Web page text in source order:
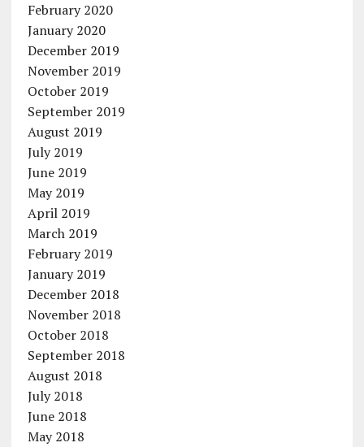
February 2020
January 2020
December 2019
November 2019
October 2019
September 2019
August 2019
July 2019
June 2019
May 2019
April 2019
March 2019
February 2019
January 2019
December 2018
November 2018
October 2018
September 2018
August 2018
July 2018
June 2018
May 2018